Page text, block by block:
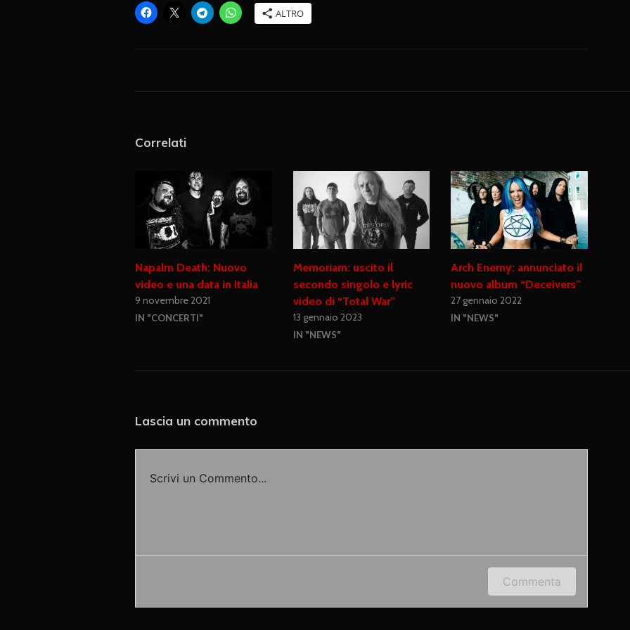
ALTRO
Correlati
Napalm Death: Nuovo
video e una data in Italia
9 novembre 2021
IN "CONCERTI"
Memoriam: uscito il
secondo singolo e lyric
video di “Total War”
13 gennaio 2023
IN "NEWS"
Arch Enemy: annunciato il
nuovo album “Deceivers”
27 gennaio 2022
IN "NEWS"
Lascia un commento
Scrivi un Commento...
Accedi o fornisci il tuo nome o indirizzo e-mail per lasciare un commento.
Commenta